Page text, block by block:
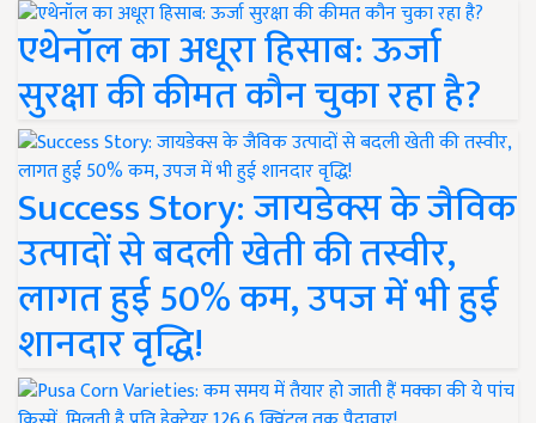
एथेनॉल का अधूरा हिसाब: ऊर्जा
सुरक्षा की कीमत कौन चुका रहा है?
Success Story: जायडेक्स के जैविक
उत्पादों से बदली खेती की तस्वीर,
लागत हुई 50% कम, उपज में भी हुई
शानदार वृद्धि!